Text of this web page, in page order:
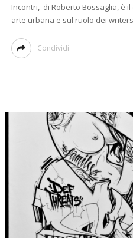
Incontri, di Roberto Bossaglia, è
arte urbana e sul ruolo dei
Condividi